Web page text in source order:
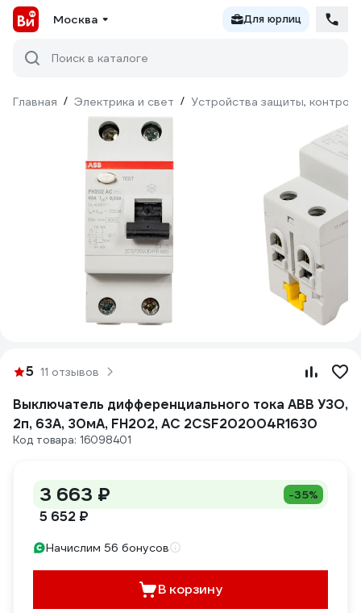
Москва Для юрлиц
Поиск в каталоге
Главная / Электрика и свет / Устройства защиты,
5 11 отзывов
Выключатель дифференциального тока ABB УЗО,
2п, 63А, 30мА, FH202, АС 2CSF202004R1630
Код товара: 16098401
3 663 ₽ -35%
5 652 ₽
Начислим 56 бонусов
В корзину